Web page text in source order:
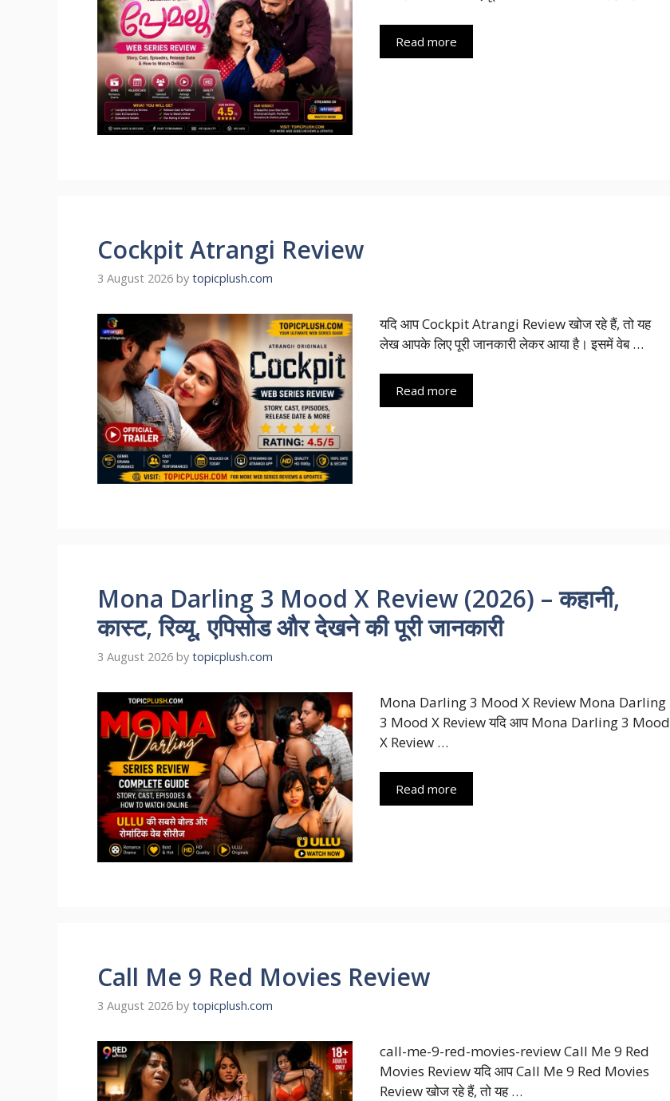
Read more
Cockpit Atrangi Review
3 August 2026 by topicplush.com
यदि आप Cockpit Atrangi Review खोज रहे हैं, तो यह
लेख आपके लिए पूरी जानकारी लेकर आया है। इसमें वेब …
Read more
Mona Darling 3 Mood X Review (2026) – कहानी,
कास्ट, रिव्यू, एपिसोड और देखने की पूरी जानकारी
3 August 2026 by topicplush.com
Mona Darling 3 Mood X Review Mona Darling
3 Mood X Review यदि आप Mona Darling 3 Mood
X Review …
Read more
Call Me 9 Red Movies Review
3 August 2026 by topicplush.com
call-me-9-red-movies-review Call Me 9 Red
Movies Review यदि आप Call Me 9 Red Movies
Review खोज रहे हैं, तो यह …